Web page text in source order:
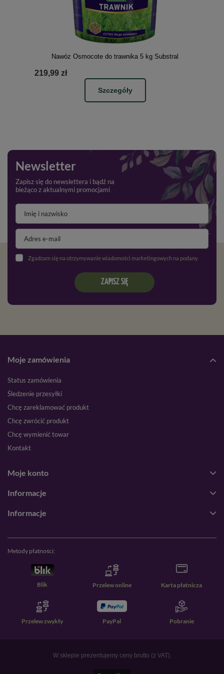
Nawóz Osmocote do trawnika 5 kg Substral
219,99 zł
Szczegóły
Newsletter
Zapisz się do newslettera i bądź na
bieżąco z aktualnymi promocjami
Zgadzam się na otrzymywanie wiadomości marketingowych na podany adres e-mail oraz przetwarzanie danych osobowych zgodnie z
ZAPISZ SIĘ
Moje zamówienia
Status zamówienia
Śledzenie przesyłki
Chcę zareklamować produkt
Chcę zwrócić produkt
Chcę wymienić towar
Kontakt
Moje konto
Informacje
Informacje
Metody płatności:
Blik Przelew online Karta płatnicza
Przelew zwykły PayPal Pobranie
W sklepie prezentujemy ceny brutto (z VAT).